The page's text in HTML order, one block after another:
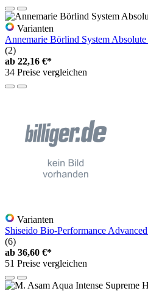
Varianten
Annemarie Börlind System
(2)
ab 22,16 €*
34 Preise vergleichen
Varianten
Shiseido Bio-Performance
(6)
ab 36,60 €*
51 Preise vergleichen